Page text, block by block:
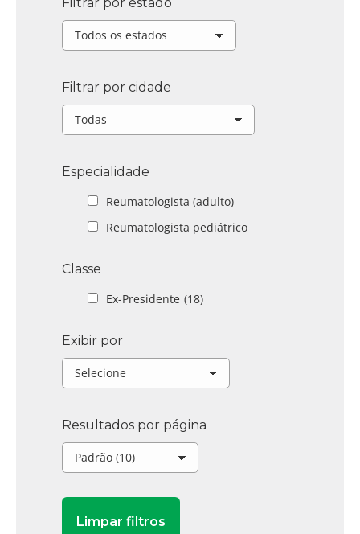
Filtrar por estado
Filtrar por cidade
Especialidade
Reumatologista (adulto)
Reumatologista pediátrico
Classe
Ex-Presidente (18)
Exibir por
Resultados por página